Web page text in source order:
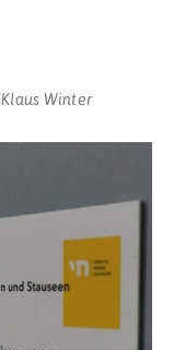
Klaus Winter